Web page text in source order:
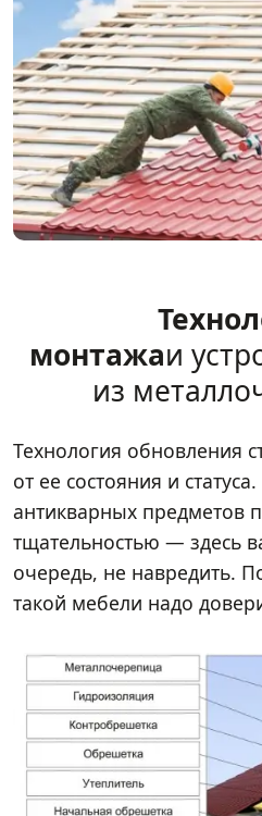
монтажаи
из
Технология обновления
от ее состояния и
антикварных предметов
тщательностью — здесь
очередь, не навредить.
такой мебели надо